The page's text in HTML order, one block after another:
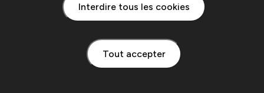
Tout accepter
Interdire tous les cookies